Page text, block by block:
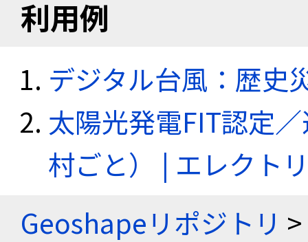
利用例
デジタル台風：歴史
太陽光発電FIT認定
村ごと） | エレクト
Geoshapeリポジトリ >